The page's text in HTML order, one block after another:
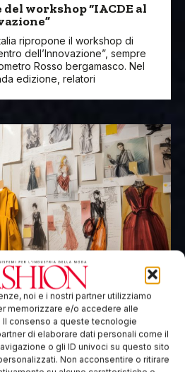
noi e i nostri partner utilizziamo
memorizzare e/o accedere alle
consenso a queste tecnologie
di elaborare dati personali come il
o gli ID univoci su questo sito
Non acconsentire o ritirare
workshop “IACDE al
ripropone il workshop di
dell’Innovazione”, sempre
Rosso bergamasco. Nel
edizione, relatori
del SAMAB, l’evento per
che arriva a Milano dal 27 al
sarà presente allo stand D05